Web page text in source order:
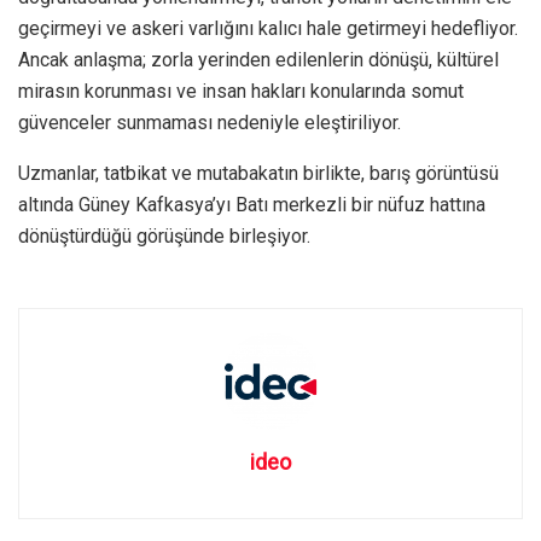
geçirmeyi ve askeri varlığını kalıcı hale getirmeyi hedefliyor.
Ancak anlaşma; zorla yerinden edilenlerin dönüşü, kültürel
mirasın korunması ve insan hakları konularında somut
güvenceler sunmaması nedeniyle eleştiriliyor.
Uzmanlar, tatbikat ve mutabakatın birlikte, barış görüntüsü
altında Güney Kafkasya’yı Batı merkezli bir nüfuz hattına
dönüştürdüğü görüşünde birleşiyor.
ideo